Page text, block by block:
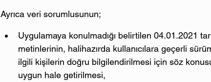
Ayrıca veri sorumlusunun;
Uygulamaya konulmadığı belirtilen 04.01.2021
metinlerinin, halihazırda kullanıcılara geçerli
ilgili kişilerin doğru bilgilendirilmesi için söz
uygun hale getirilmesi,